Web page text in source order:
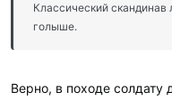
Классический
голыше.
Верно, в походе солдату